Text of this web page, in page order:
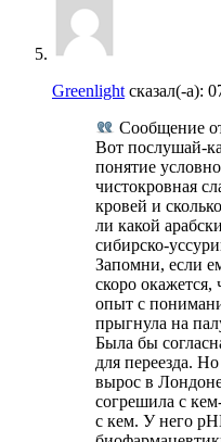
Greenlight сказал(-а):
Сообщение
Вот послушай-
понятие
чистокровная
кровей и
ли какой
сибирско-
Запомни, если
скоро окажется,
опыт с
прыгнула на
Была бы
для переезда.
вырос в
согрешила с
с кем. У него